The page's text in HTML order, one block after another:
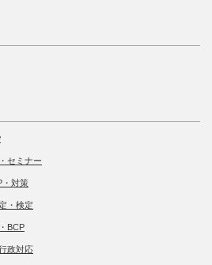
セミナー
・対策
・検定
BCP
政対応